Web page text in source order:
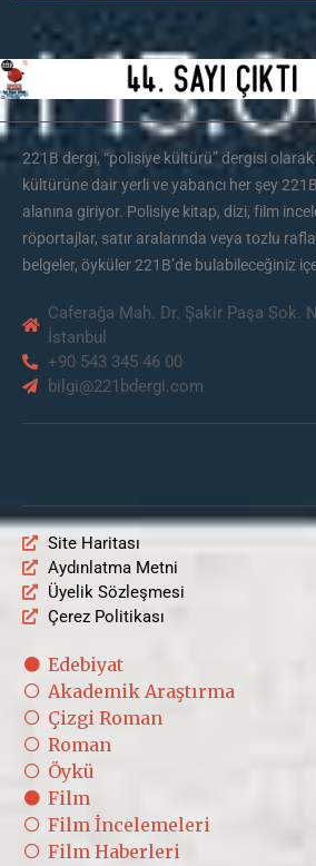
221B dergi, “polisiye kültürü” dergisi
kültürüne dair yerli ve yabancı her şey
alanına giriyor. Polisiye kitap, dizi, film
röportajlar, satır aralarında veya tozlu
belgeler, öyküler 221B’de bulabileceğiniz
Caferağa Mah. Dr. Şakir Paşa Sok.
İstanbul
+90 543 345 46 00
bilgi@221bdergi.com
Site Haritası
Aydınlatma Metni
Üyelik Sözleşmesi
Çerez Politikası
Edebiyat
Akademik Araştırma
Çizgi Roman
Roman
Öykü
Film
Film İncelemeleri
Film Haberleri